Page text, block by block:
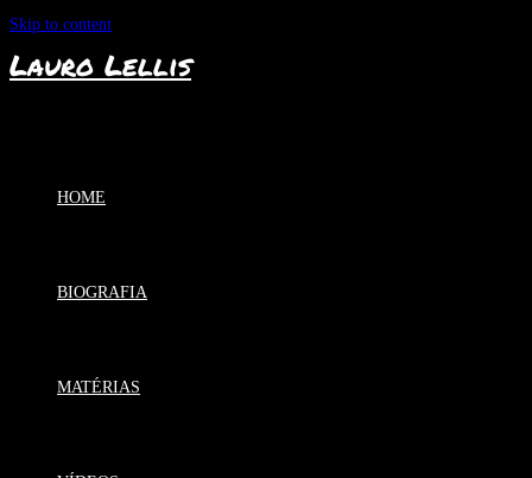
Skip to content
Lauro Lellis
HOME
BIOGRAFIA
MATÉRIAS